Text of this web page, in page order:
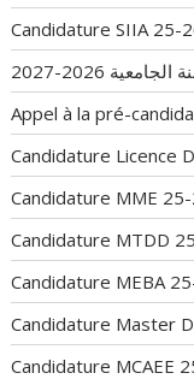
Candidature SIIA 25-
2026-2027
Appel à la pré-
Candidature Licence
Candidature MME
Candidature MTDD
Candidature MEBA
Candidature Master
Candidature MCAEE